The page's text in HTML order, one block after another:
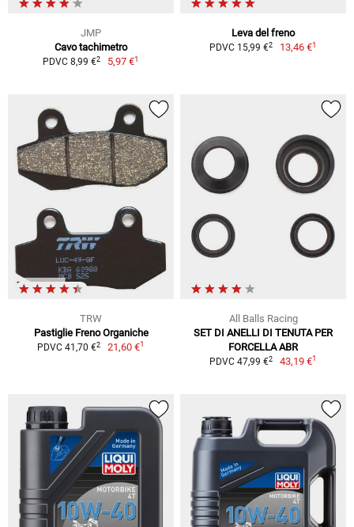
JMP
Cavo tachimetro
PDVC 8,99 €2 5,97 €1
Leva del freno
PDVC 15,99 €2 13,46 €1
TRW
Pastiglie Freno Organiche
PDVC 41,70 €2 21,60 €1
All Balls Racing
SET DI ANELLI DI TENUTA PER
FORCELLA ABR
PDVC 47,99 €2 43,19 €1